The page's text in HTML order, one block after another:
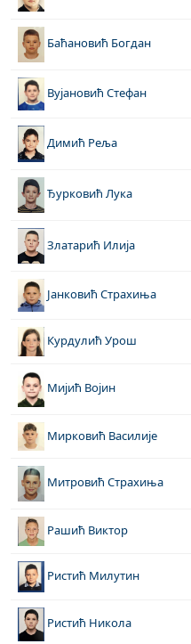
Баћановић Богдан
Вујановић Стефан
Димић Реља
Ђурковић Лука
Златарић Илија
Јанковић Страхиња
Курдулић Урош
Мијић Војин
Мирковић Василије
Митровић Страхиња
Рашић Виктор
Ристић Милутин
Ристић Никола